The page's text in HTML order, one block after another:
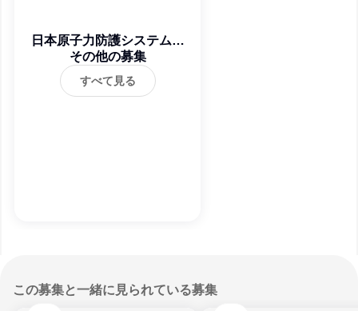
日本原子力防護システム株
式会社
その他の募集
すべて見る
この募集と一緒に見られている募集